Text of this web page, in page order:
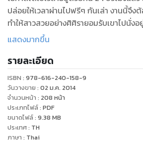
ปล่อยให้เวลาผ่านไปฟรีๆ กันเล่า งานนี้จึงต้
ทำให้สาวสวยอย่างศิศิรายอมรับเขาไปนั่งอ
“คุณ...นี่คุณเป็นคนลักพาตัวฉันมาอย่างนั้นเ
เธอไม่คิดเลยว่าเขาจะเป็นคนชั่วช้าได้ถึงเพีย
“เดี๋ยวนะ...ผมว่าคุณกำลังเข้าใจอะไรผิดแล้
ห้ามแต่เธอก็ไม่สนใจอะไรอีกต่อไปแล้ว นอก
ออกไปจากที่นี่ให้ได้เท่านั้น ดังนั้นหญิงสาวจึ
โคมไฟที่ทำจากกะลามะพร้าวอย่างสวยงาม
ตัวอย่างรวดเร็ว
“ไม่ผิดหรอก ถ้าคุณไม่ได้ลักพาตัวฉันมา แล้
แสดงมากขึ้น
รายละเอียด
ISBN : 978-616-240-158-9
วันวางขาย : 02 ม.ค. 2014
จำนวนหน้า : 208 หน้า
ประเภทไฟล์: PDF
ขนาดไฟล์: 9.38 MB
ประเทศ: TH
ภาษา : Thai